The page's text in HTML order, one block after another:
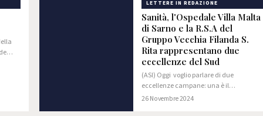
LETTERE IN REDAZIONE
Sanità, l'Ospedale Villa Malta
di Sarno e la R.S.A del
Gruppo Vecchia Filanda S.
Rita rappresentano due
eccellenze del Sud
(ASI) Oggi voglio parlare di due
eccellenze campane: una è il
Dipartimento di Cardiologia
26 Novembre 2024